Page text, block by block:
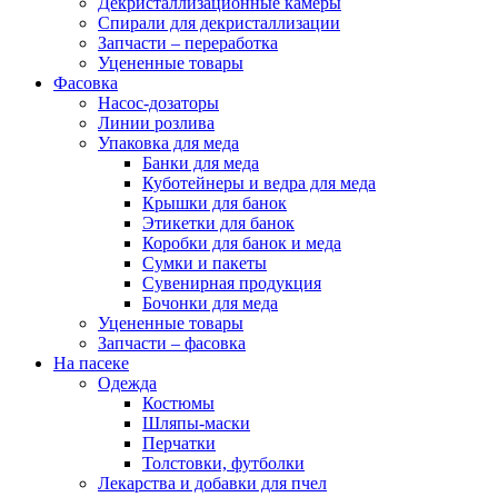
Спирали для декристаллизации
Запчасти – переработка
Уцененные товары
Фасовка
Насос-дозаторы
Линии розлива
Упаковка для меда
Банки для меда
Куботейнеры и ведра для меда
Крышки для банок
Этикетки для банок
Коробки для банок и меда
Сумки и пакеты
Сувенирная продукция
Бочонки для меда
Уцененные товары
Запчасти – фасовка
На пасеке
Одежда
Костюмы
Шляпы-маски
Перчатки
Толстовки, футболки
Лекарства и добавки для пчел